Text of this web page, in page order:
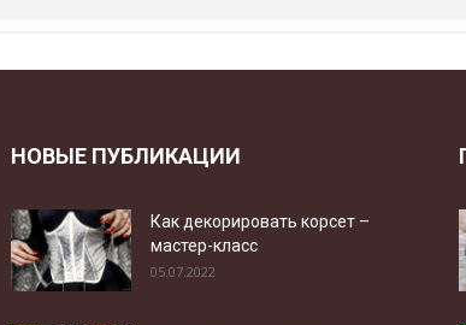
НОВЫЕ ПУБЛИКАЦИИ
Как декорировать корсет –
мастер-класс
05.07.2022